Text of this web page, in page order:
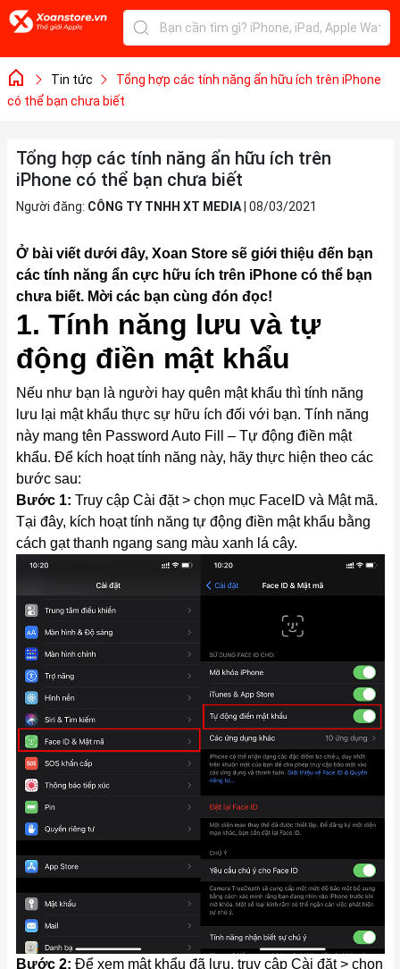
Tin tức
Tổng hợp các tính năng ẩn hữu ích trên iPhone
có thể bạn chưa biết
Tổng hợp các tính năng ẩn hữu ích trên
iPhone có thể bạn chưa biết
Người đăng: CÔNG TY TNHH XT MEDIA| 08/03/2021
Ở bài viết dưới đây, Xoan Store sẽ giới thiệu đến bạn
các tính năng ẩn cực hữu ích trên iPhonecó thể bạn
chưa biết. Mời các bạn cùng đón đọc!
1. Tính năng lưu và tự
động điền mật khẩu
Nếu như bạn là người hay quên mật khẩu thì tính năng
lưu lại mật khẩu thực sự hữu ích đối với bạn. Tính năng
này mang tên Password Auto Fill – Tự động điền mật
khẩu. Để kích hoạt tính năng này, hãy thực hiện theo các
bước sau:
Bước 1: Truy cập Cài đặt > chọn mục FaceID và Mật mã.
Tại đây, kích hoạt tính năng tự động điền mật khẩu bằng
cách gạt thanh ngang sang màu xanh lá cây.
Bước 2: Để xem mật khẩu đã lưu, truy cập Cài đặt > chọn